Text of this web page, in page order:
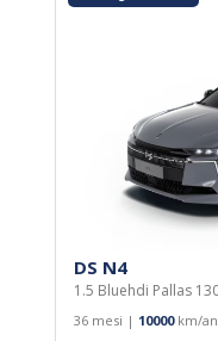
DS N4
1.5 Bluehdi Pallas
36 mesi | 10000km/